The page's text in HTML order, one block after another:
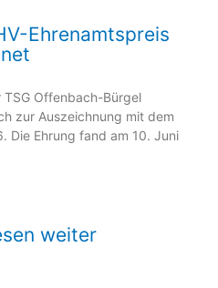
Ehrenamtspreis
Offenbach-Bürgel
zur Auszeichnung mit dem
Die Ehrung fand am 10. Juni
weiter